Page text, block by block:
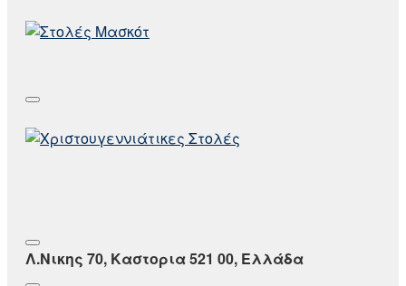
Λ.Νικης 70, Καστορια 521 00, Ελλάδα